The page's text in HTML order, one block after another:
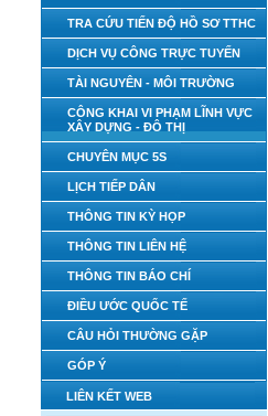
TRA CỨU TIẾN ĐỘ HỒ SƠ TTHC
DỊCH VỤ CÔNG TRỰC TUYẾN
TÀI NGUYÊN - MÔI TRƯỜNG
CÔNG KHAI VI PHẠM LĨNH VỰC
XÂY DỰNG - ĐÔ THỊ
CHUYÊN MỤC 5S
LỊCH TIẾP DÂN
THÔNG TIN KỲ HỌP
THÔNG TIN LIÊN HỆ
THÔNG TIN BÁO CHÍ
ĐIỀU ƯỚC QUỐC TẾ
CÂU HỎI THƯỜNG GẶP
GÓP Ý
LIÊN KẾT WEB